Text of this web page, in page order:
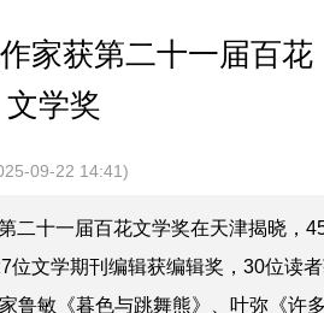
家获第二十一届百花
文学奖
09-22 14:41)
二十一届百花文学奖在天津揭晓，
位文学期刊编辑获编辑奖，30位读
鲁敏《暮色与跳舞熊》、叶弥《许